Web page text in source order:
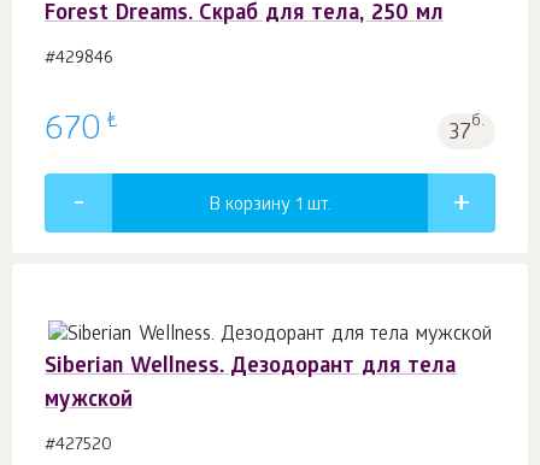
Forest Dreams. Скраб для тела, 250 мл
#429846
670 ₺ 37б.
В корзину 1 шт.
Siberian Wellness. Дезодорант для тела
мужской
#427520